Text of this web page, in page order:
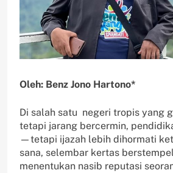
Oleh: Benz Jono Hartono*
Di salah satu negeri tropis yang
tetapi jarang bercermin,
—tetapi ijazah lebih dihormati
sana, selembar kertas
menentukan nasib reputasi